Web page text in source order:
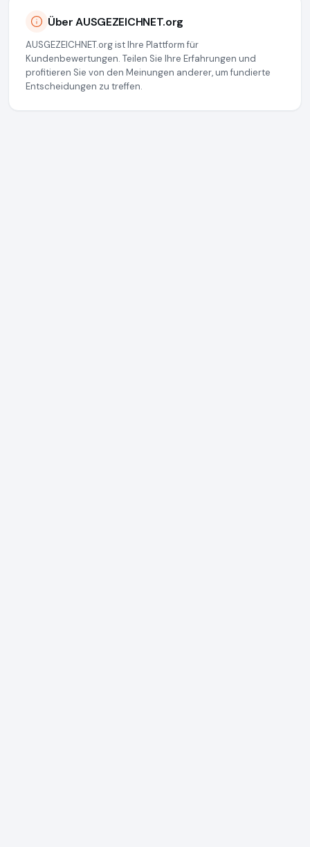
Über AUSGEZEICHNET.org
AUSGEZEICHNET.org ist Ihre Plattform für
Kundenbewertungen. Teilen Sie Ihre Erfahrungen und
profitieren Sie von den Meinungen anderer, um fundierte
Entscheidungen zu treffen.